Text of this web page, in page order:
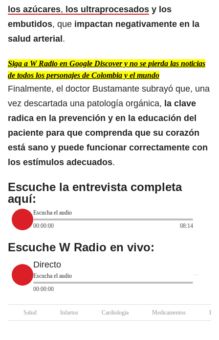
los azúcares, los ultraprocesados y los
embutidos, que impactan negativamente en la
salud arterial.
Siga a W Radio en Google Discover y no se pierda las noticias
de todos los personajes de Colombia y el mundo
Finalmente, el doctor Bustamante subrayó que, una
vez descartada una patología orgánica, la clave
radica en la prevención y en la educación del
paciente para que comprenda que su corazón
está sano y puede funcionar correctamente con
los estímulos adecuados.
Escuche la entrevista completa
aquí:
Escucha el audio
00:00:00
08:14
Escuche W Radio en vivo:
Directo
Escucha el audio
00:00:00
Salud Infartos Cardiología Medicamentos